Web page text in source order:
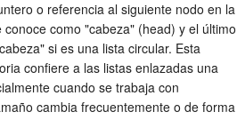
o referencia al siguiente nodo en la
como "cabeza" (head) y el último
si es una lista circular. Esta
confiere a las listas enlazadas una
cuando se trabaja con
cambia frecuentemente o de forma